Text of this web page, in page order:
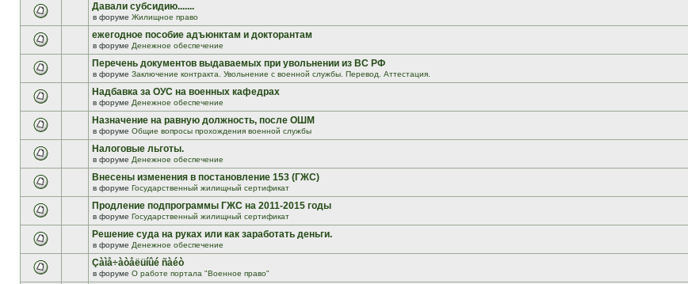
Давали субсидию.......
в форуме Жилищное право
ежегодное пособие адъюнктам и докторантам
в форуме Денежное обеспечение
Перечень документов выдаваемых при увольнении из ВС РФ
в форуме Заключение контракта. Увольнение с военной службы. Перевод. Аттестация.
Надбавка за ОУС на военных кафедрах
в форуме Денежное обеспечение
Назначение на равную должность, после ОШМ
в форуме Общие вопросы прохождения военной службы
Налоговые льготы.
в форуме Денежное обеспечение
Внесены изменения в постановление 153 (ГЖС)
в форуме Государственный жилищный сертификат
Продление подпрограммы ГЖС на 2011-2015 годы
в форуме Государственный жилищный сертификат
Решение суда на руках или как заработать деньги.
в форуме Денежное обеспечение
Çàìå÷àòåëüíûé ñàéò
в форуме О работе портала "Военное право"